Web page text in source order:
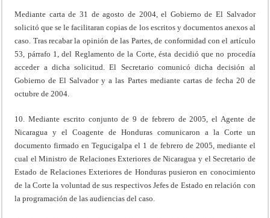
Mediante carta de 31 de agosto de 2004, el Gobierno de El Salvador
solicitó que se le facilitaran copias de los escritos y documentos anexos al
caso. Tras recabar la opinión de las Partes, de conformidad con el artículo
53, párrafo 1, del Reglamento de la Corte, ésta decidió que no procedía
acceder a dicha solicitud. El Secretario comunicó dicha decisión al
Gobierno de El Salvador y a las Partes mediante cartas de fecha 20 de
octubre de 2004.
10. Mediante escrito conjunto de 9 de febrero de 2005, el Agente de
Nicaragua y el Coagente de Honduras comunicaron a la Corte un
documento firmado en Tegucigalpa el 1 de febrero de 2005, mediante el
cual el Ministro de Relaciones Exteriores de Nicaragua y el Secretario de
Estado de Relaciones Exteriores de Honduras pusieron en conocimiento
de la Corte la voluntad de sus respectivos Jefes de Estado en relación con
la programación de las audiencias del caso.